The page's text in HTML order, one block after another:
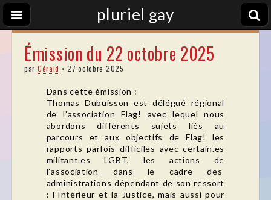
pluriel gay
Émission du 22 octobre 2025
par Gérald •27 octobre 2025
Dans cette émission :
Thomas Dubuisson est délégué régional
de l’association Flag! avec lequel nous
abordons différents sujets liés au
parcours et aux objectifs de Flag! les
rapports parfois difficiles avec certain.es
militant.es LGBT, les actions de
l’association dans le cadre des
administrations dépendant de son ressort
: l’Intérieur et la Justice, mais aussi pour